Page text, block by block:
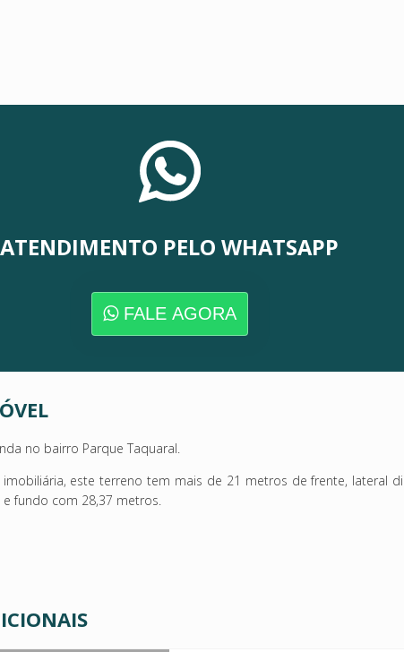
ATENDIMENTO PELO WHATSAPP
FALE AGORA
no bairro Parque Taquaral.
imobiliária, este terreno tem mais de 21 metros de frente, lateral
fundo com 28,37 metros.